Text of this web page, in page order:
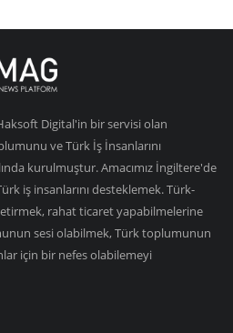
Digital'in bir servisi olan
ve Türk İş İnsanlarını
kurulmuştur. Amacımız İngiltere'de
iş insanlarını desteklemek. Türk-
rahat ticaret yapabilmelerine
sesi olabilmek, Türk toplumunun
için bir nefes olabilemeyi